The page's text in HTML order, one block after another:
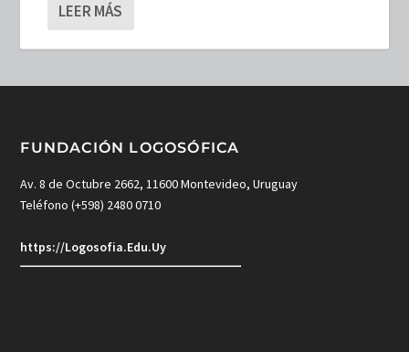
LEER MÁS
FUNDACIÓN LOGOSÓFICA
Av. 8 de Octubre 2662, 11600 Montevideo, Uruguay
Teléfono (+598) 2480 0710
https://Logosofia.Edu.Uy